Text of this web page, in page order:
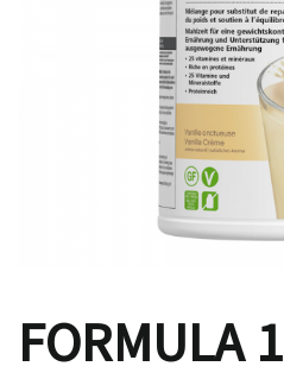
FORMULA 1